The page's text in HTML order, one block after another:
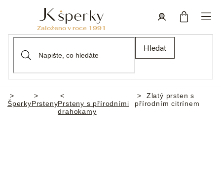
Hledat
Domů
ŠperkyPrstenyPrsteny s přírodními
drahokamy
Zlatý prsten s
přírodním citrínem